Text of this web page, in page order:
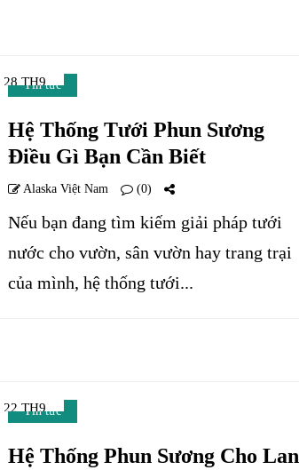
28 TH9
Tin tức
Hệ Thống Tưới Phun Sương
Điều Gì Bạn Cần Biết
Alaska Việt Nam (0)
Nếu bạn đang tìm kiếm giải pháp tưới
nước cho vườn, sân vườn hay trang trại
của mình, hệ thống tưới...
22 TH9
Tin tức
Hệ Thống Phun Sương Cho Lan